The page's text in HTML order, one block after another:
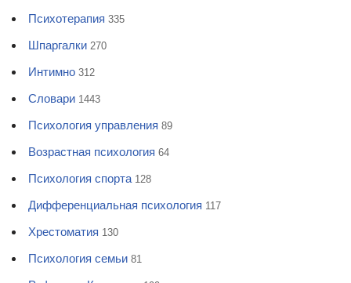
Психотерапия 335
Шпаргалки 270
Интимно 312
Словари 1443
Психология управления 89
Возрастная психология 64
Психология спорта 128
Дифференциальная психология 117
Хрестоматия 130
Психология семьи 81